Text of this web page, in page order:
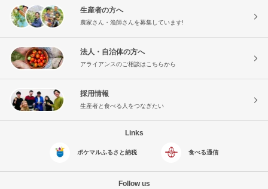
生産者の方へ
農家さん・漁師さんを募集しています!
法人・自治体の方へ
アライアンスのご相談はこちらから
採用情報
生産者と食べる人をつなぎたい
Links
ポケマルふるさと納税 食べる通信
Follow us